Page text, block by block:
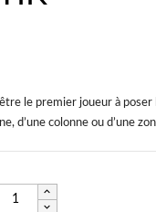
le premier joueur à
d’une colonne ou d’une